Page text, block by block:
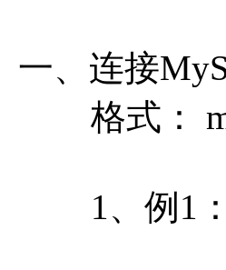
一、连接
格式：
1、例1：